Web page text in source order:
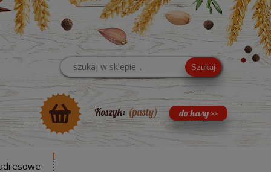
Szukaj
Koszyk: (pusty)